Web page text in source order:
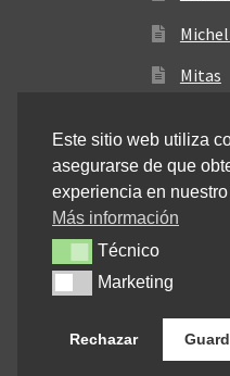
Mitas
Este sitio web utiliza
asegurarse de que
experiencia en
Más información
TécnicoTécnico
MarketingMarketing
Rechazar